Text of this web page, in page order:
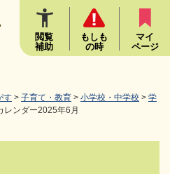
ばして本文へ
閲覧
補助
もしも
の時
マイ
ページ
す > 子育て・教育 > 小学校・中学校 > 学
レンダー2025年6月